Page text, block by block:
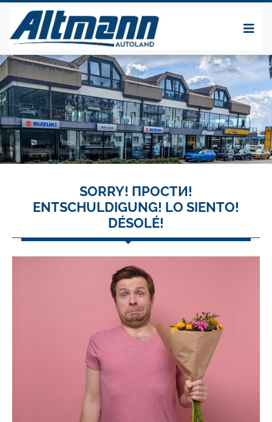
SORRY! ПРОСТИ!
ENTSCHULDIGUNG! LO SIENTO!
DÉSOLÉ!